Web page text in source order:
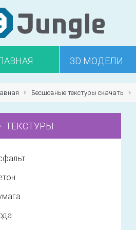
3D МОДЕЛИ
Бесшовные текстуры скачать
ТЕКСТУРЫ